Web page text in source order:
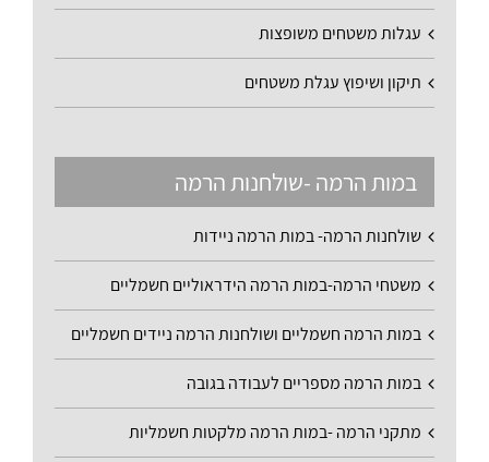
עגלות משטחים משופצות
תיקון ושיפוץ עגלת משטחים
במות הרמה -שולחנות הרמה
שולחנות הרמה- במות הרמה ניידות
משטחי הרמה-במות הרמה הידראוליים חשמליים
במות הרמה חשמליים ושולחנות הרמה ניידים חשמליים
במות הרמה מספריים לעבודה בגובה
מתקני הרמה -במות הרמה מלקטות חשמליות